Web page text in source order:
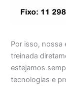
Por isso, nossa
treinada
estejamos
tecnologias e